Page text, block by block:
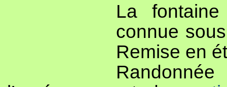
La
connue
Remise en